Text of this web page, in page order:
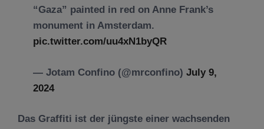
“Gaza” painted in red on Anne Frank’s
monument in Amsterdam.
pic.twitter.com/uu4xN1byQR
— Jotam Confino (@mrconfino) July 9,
2024
Das Graffiti ist der jüngste einer wachsenden